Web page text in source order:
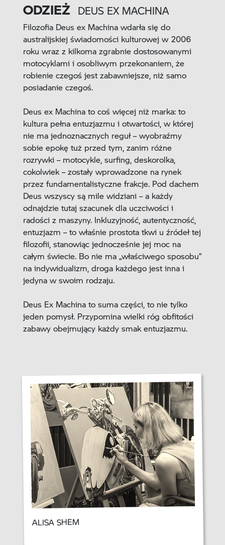
ODZIEŻ DEUS EX MACHINA
Filozofia Deus ex Machina wdarła się do
australijskiej świadomości kulturowej w 2006
roku wraz z kilkoma zgrabnie dostosowanymi
motocyklami i osobliwym przekonaniem, że
robienie czegoś jest zabawniejsze, niż samo
posiadanie czegoś.
Deus ex Machina to coś więcej niż marka: to
kultura pełna entuzjazmu i otwartości, w której
nie ma jednoznacznych reguł – wyobraźmy
sobie epokę tuż przed tym, zanim różne
rozrywki – motocykle, surfing, deskorolka,
cokolwiek – zostały wprowadzone na rynek
przez fundamentalistyczne frakcje. Pod dachem
Deus wszyscy są mile widziani – a każdy
odnajdzie tutaj szacunek dla uczciwości i
radości z maszyny. Inkluzyjność, autentyczność,
entuzjazm – to właśnie prostota tkwi u źródeł tej
filozofii, stanowiąc jednocześnie jej moc na
całym świecie. Bo nie ma „właściwego sposobu”
na indywidualizm, droga każdego jest inna i
jedyna w swoim rodzaju.
Deus Ex Machina to suma części, to nie tylko
jeden pomysł. Przypomina wielki róg obfitości
zabawy obejmujący każdy smak entuzjazmu.
ALISA SHEM